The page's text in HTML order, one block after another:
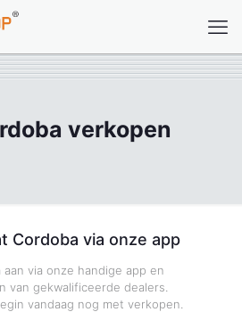
verkopen
Cordoba via onze app
via onze handige app en
van gekwalificeerde dealers.
vandaag nog met verkopen.